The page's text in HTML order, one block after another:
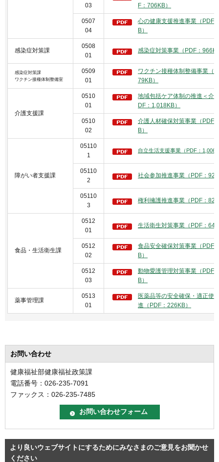
03
F：706KB）
0507
04
心の健康支援推進事業（PDF
B）
感染症対策課
0508
01
感染症対策事業（PDF：
感染症対策課
ワクチン接種体制整備室
0509
01
ワクチン接種体制整備事業（
79KB）
介護支援課
0510
01
地域包括ケア体制の推進＜介
DF：1,018KB）
0510
02
介護人材確保対策事業（PDF
B）
障がい者支援課
05110
1
自立生活支援事業（PDF：
05110
2
社会参加推進事業（PDF：
05110
3
権利擁護推進事業（PDF：
食品・生活衛生課
0512
01
生活衛生対策事業（PDF：
0512
02
食品安全確保対策事業（PDF
B）
0512
03
動物愛護管理対策事業（PDF
B）
薬事管理課
0513
01
医薬品等の安全確保・適正使
進（PDF：226KB）
お問い合わせ
健康福祉部健康福祉政策課
電話番号：026-235-7091
ファックス：026-235-7485
より良いウェブサイトにするためにみなさまのご意見をお聞かせ
ください